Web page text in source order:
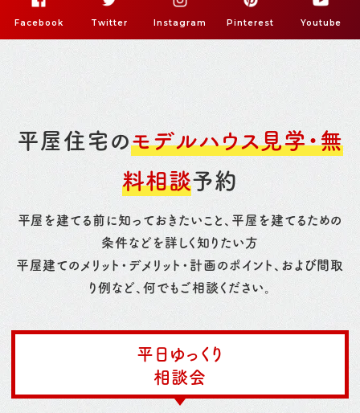
Facebook Twitter Instagram Pinterest Youtube
平屋住宅のモデルハウス見学・無
料相談予約
平屋を建てる前に知っておきたいこと、平屋を建てるための
条件などを詳しく知りたい方
平屋建てのメリット・デメリット・計画のポイント、および間取
り例など、何でもご相談ください。
平日ゆっくり
相談会